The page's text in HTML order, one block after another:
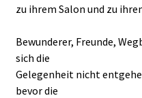
zu ihrem Salon und zu
Bewunderer, Freunde,
sich die
Gelegenheit nicht
bevor die